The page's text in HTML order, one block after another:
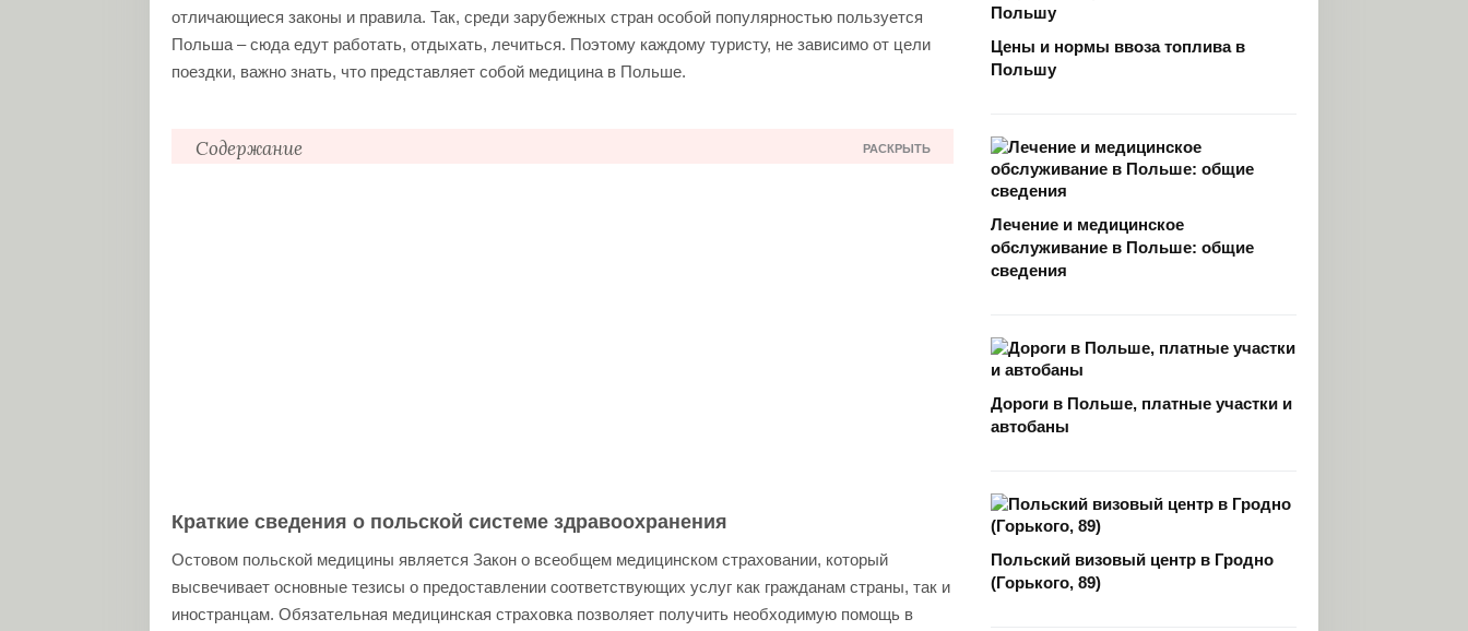
отличающиеся законы и правила. Так, среди зарубежных стран особой популярностью пользуется
Польша – сюда едут работать, отдыхать, лечиться. Поэтому каждому туристу, не зависимо от цели
поездки, важно знать, что представляет собой медицина в Польше.
Содержание РАСКРЫТЬ
Краткие сведения о польской системе здравоохранения
Остовом польской медицины является Закон о всеобщем медицинском страховании, который
высвечивает основные тезисы о предоставлении соответствующих услуг как гражданам страны, так и
иностранцам. Обязательная медицинская страховка позволяет получить необходимую помощь в
Цены и нормы ввоза топлива в
Польшу
Лечение и медицинское
обслуживание в Польше: общие
сведения
Дороги в Польше, платные участки и
автобаны
Польский визовый центр в Гродно
(Горького, 89)